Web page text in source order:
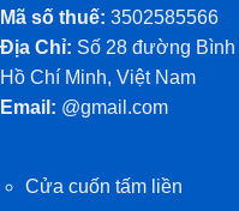
Mã số thuế: 3502585566
Địa Chỉ: Số 28 đường
Hồ Chí Minh, Việt Nam
Email: @gmail.com
Cửa cuốn tấm liền